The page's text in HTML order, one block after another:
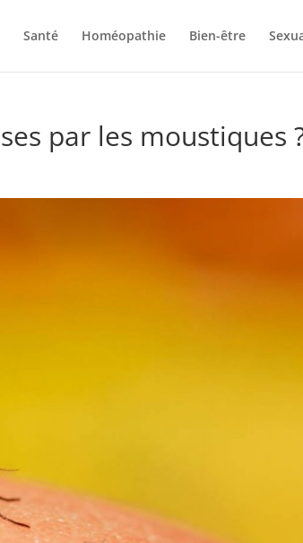
Santé Homéopathie Bien-être
par les moustiques